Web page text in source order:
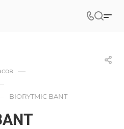
—
BIORYTMIC BANT